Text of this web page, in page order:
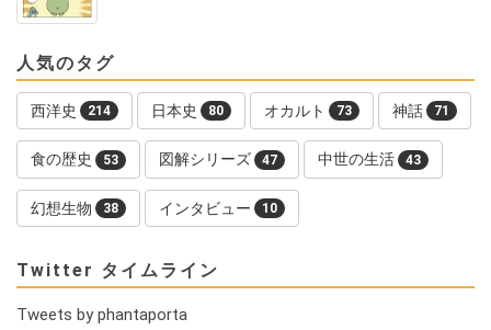
人気のタグ
西洋史 214 日本史 80 オカルト 73 神話 71
食の歴史 53 図解シリーズ 47 中世の生活 43
幻想生物 38 インタビュー 10
Twitter タイムライン
Tweets by phantaporta